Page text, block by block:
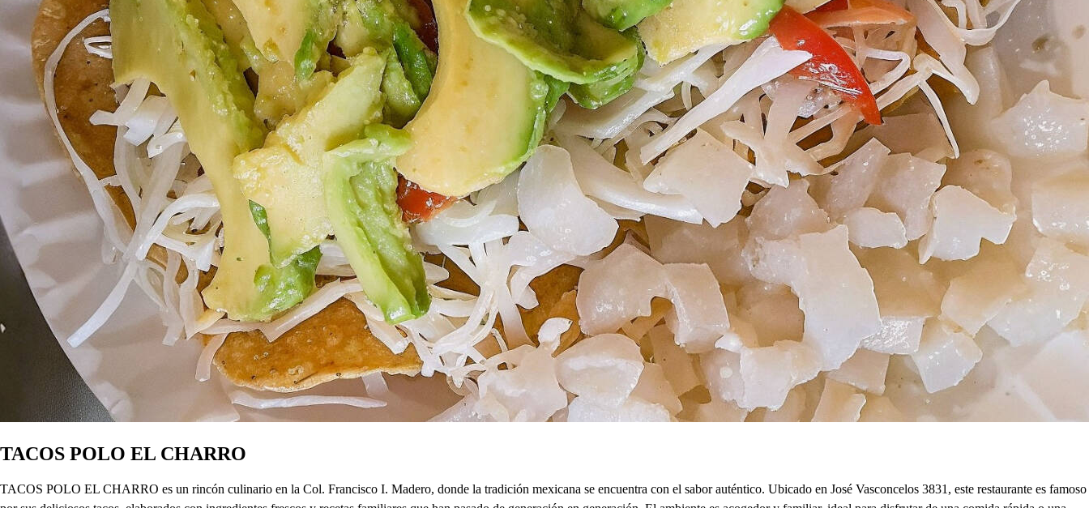
TACOS POLO EL CHARRO
TACOS POLO EL CHARRO es un rincón culinario en la Col. Francisco I. Madero, donde la tradición mexicana se encuentra con el sabor auténtico. Ubicado en José Vasconcelos 3831, este restaurante es famoso